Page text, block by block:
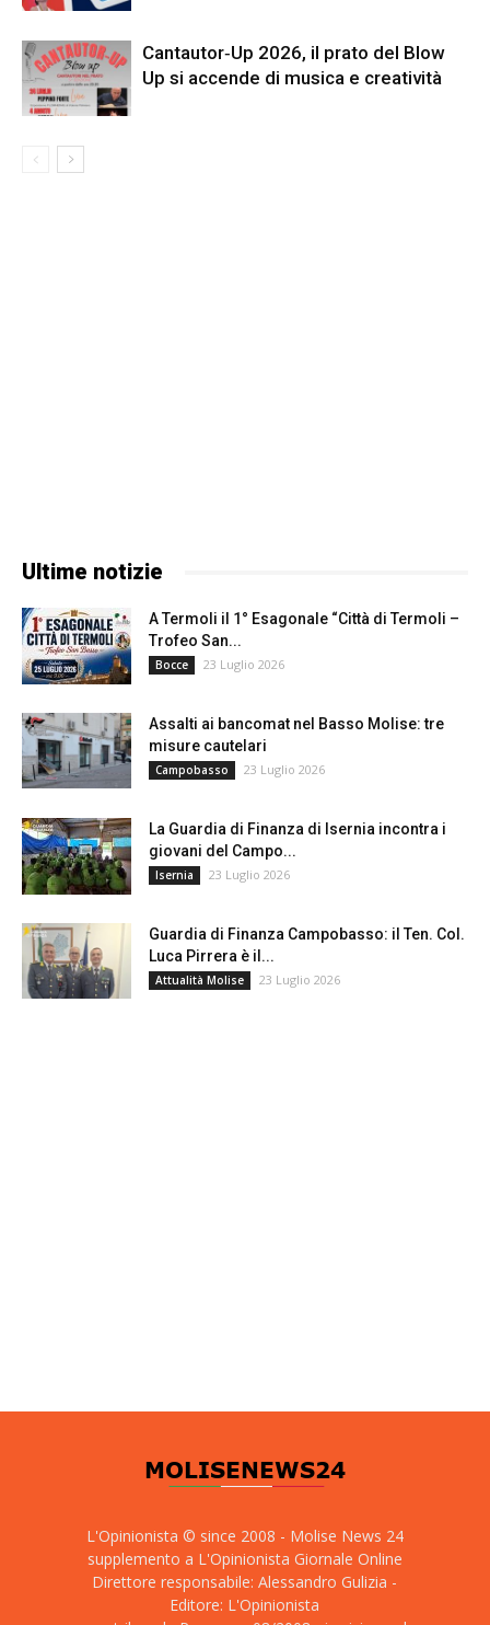
Cantautor‑Up 2026, il prato del Blow
Up si accende di musica e creatività
Ultime notizie
A Termoli il 1° Esagonale “Città di Termoli –
Trofeo San...
Bocce 23 Luglio 2026
Assalti ai bancomat nel Basso Molise: tre
misure cautelari
Campobasso 23 Luglio 2026
La Guardia di Finanza di Isernia incontra i
giovani del Campo...
Isernia 23 Luglio 2026
Guardia di Finanza Campobasso: il Ten. Col.
Luca Pirrera è il...
Attualità Molise 23 Luglio 2026
L'Opinionista © since 2008 - Molise News 24
supplemento a L'Opinionista Giornale Online
Direttore responsabile: Alessandro Gulizia -
Editore: L'Opinionista